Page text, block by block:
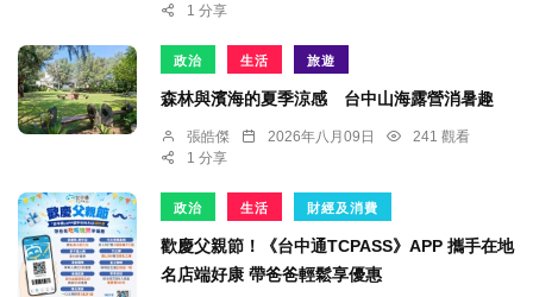
1 分享
政治 生活 旅遊
森林與濱海的夏季涼感 台中山海露營消暑趣
張皓傑 2026年八月09日
241 觀看
1 分享
政治 生活 財經及消費
歡慶父親節！《台中通TCPASS》APP 攜手在地
名店端好康 帶爸爸輕鬆享優惠